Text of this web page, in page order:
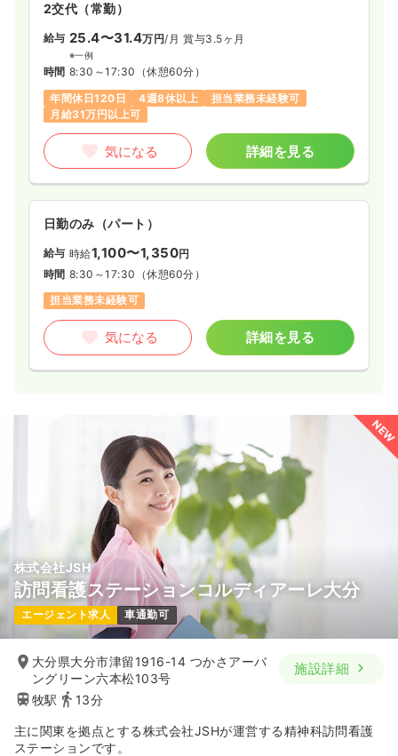
2交代（常勤）
給与 25.4〜31.4万円/月 賞与3.5ヶ月
※一例
時間 8:30～17:30 （休憩60分）
年間休日120日
4週8休以上
担当業務未経験可
月給31万円以上可
気になる 詳細を見る
日勤のみ（パート）
給与 時給1,100〜1,350円
時間 8:30～17:30 （休憩60分）
担当業務未経験可
気になる 詳細を見る
NEW
株式会社JSH
訪問看護ステーションコルディアーレ大分
エージェント求人 車通勤可
大分県大分市津留1916-14 つかさアーバ
ングリーン六本松103号
牧駅
13分
施設詳細
主に関東を拠点とする株式会社JSHが運営する精神科訪問看護
ステーションです。